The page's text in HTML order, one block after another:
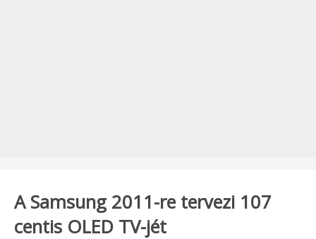
A Samsung 2011-re tervezi 107
centis OLED TV-jét